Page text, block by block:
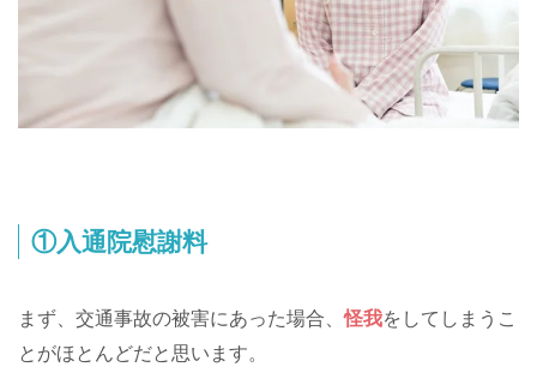
①入通院慰謝料
まず、交通事故の被害にあった場合、怪我をしてしまうこ
とがほとんどだと思います。